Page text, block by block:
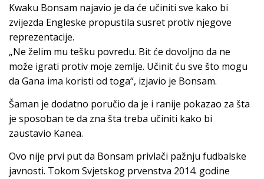
Kwaku Bonsam najavio je da će učiniti sve kako bi
zvijezda Engleske propustila susret protiv njegove
reprezentacije.
„Ne želim mu tešku povredu. Bit će dovoljno da ne
može igrati protiv moje zemlje. Učinit ću sve što mogu
da Gana ima koristi od toga“, izjavio je Bonsam.
Šaman je dodatno poručio da je i ranije pokazao za šta
je sposoban te da zna šta treba učiniti kako bi
zaustavio Kanea.
Ovo nije prvi put da Bonsam privlači pažnju fudbalske
javnosti. Tokom Svjetskog prvenstva 2014. godine